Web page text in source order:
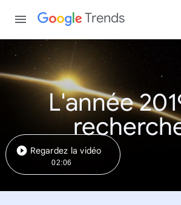
Trends
L'année
Regardez la vidéo
02:06